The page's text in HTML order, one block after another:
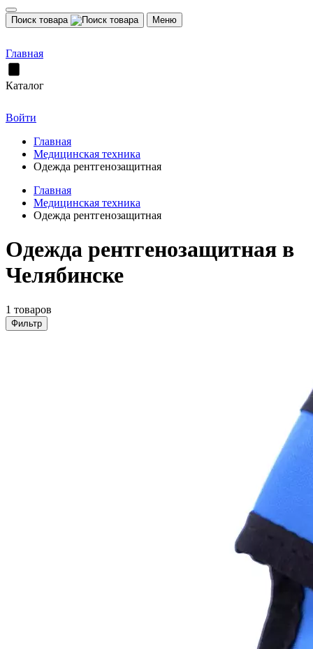
Поиск товара Меню
Главная
Каталог
Войти
Главная
Медицинская техника
Одежда рентгенозащитная
Главная
Медицинская техника
Одежда рентгенозащитная
Одежда рентгенозащитная в
Челябинске
1 товаров
Фильтр